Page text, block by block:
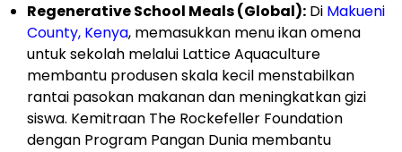
Regenerative School Meals (Global): Di Makueni
County, Kenya, memasukkan menu ikan omena
untuk sekolah melalui Lattice Aquaculture
membantu produsen skala kecil menstabilkan
rantai pasokan makanan dan meningkatkan gizi
siswa. Kemitraan The Rockefeller Foundation
dengan Program Pangan Dunia membantu